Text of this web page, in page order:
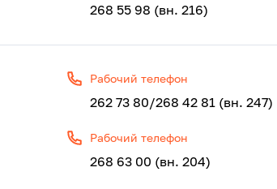
268 55 98 (вн. 216)
Рабочий телефон
262 73 80/268 42 81 (вн. 247)
Рабочий телефон
268 63 00 (вн. 204)